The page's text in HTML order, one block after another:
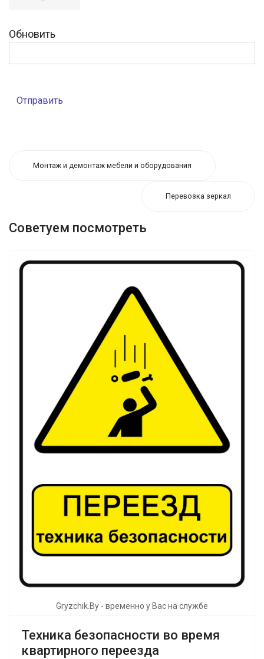
Обновить
Отправить
Монтаж и демонтаж мебели и оборудования
Перевозка зеркал
Советуем посмотреть
Gryzchik.By - временно у Вас на службе
Техника безопасности во время
квартирного переезда